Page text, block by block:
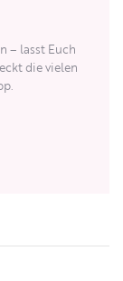
– lasst Euch
die vielen